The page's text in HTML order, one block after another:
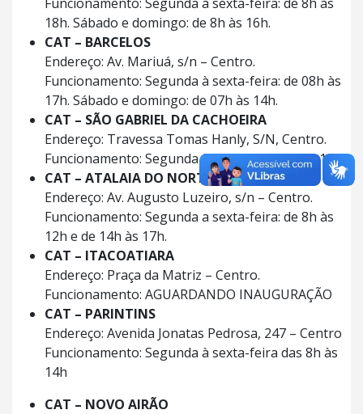
18h. Sábado e domingo: de 8h às 16h.
CAT – BARCELOS
Endereço: Av. Mariuá, s/n – Centro.
Funcionamento: Segunda à sexta-feira: de 08h às
17h. Sábado e domingo: de 07h às 14h.
CAT – SÃO GABRIEL DA CACHOEIRA
Endereço: Travessa Tomas Hanly, S/N, Centro.
Funcionamento: Segunda à sexta-feira: 8h às 14h.
CAT – ATALAIA DO NORTE
Endereço: Av. Augusto Luzeiro, s/n – Centro.
Funcionamento: Segunda a sexta-feira: de 8h às
12h e de 14h às 17h.
CAT – ITACOATIARA
Endereço: Praça da Matriz – Centro.
Funcionamento: AGUARDANDO INAUGURAÇÃO
CAT – PARINTINS
Endereço: Avenida Jonatas Pedrosa, 247 – Centro
Funcionamento: Segunda à sexta-feira das 8h às
14h
CAT – NOVO AIRÃO